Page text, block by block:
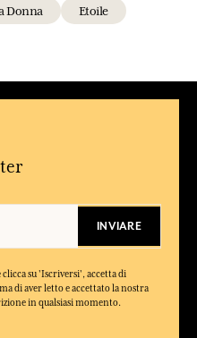
Donna Etoile
INVIARE
su 'Iscriversi', accetta di
di aver letto e accettato la nostra
in qualsiasi momento.